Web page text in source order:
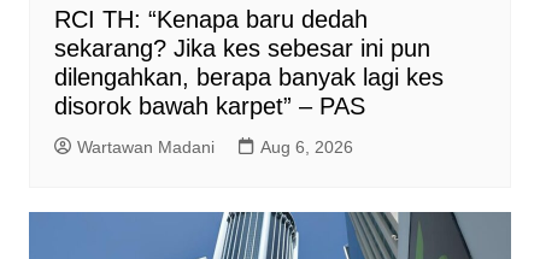
RCI TH: “Kenapa baru dedah
sekarang? Jika kes sebesar ini pun
dilengahkan, berapa banyak lagi kes
disorok bawah karpet” – PAS
Wartawan Madani Aug 6, 2026